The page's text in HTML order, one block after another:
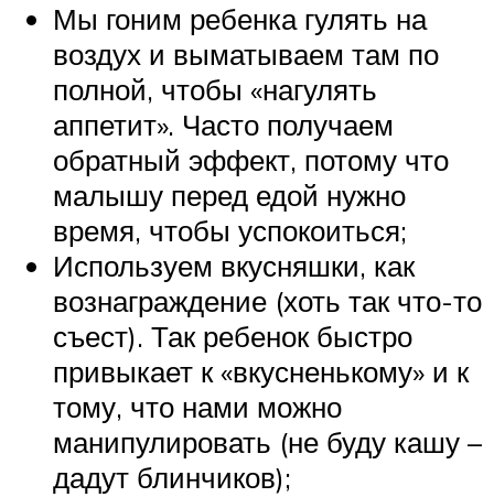
Мы гоним ребенка гулять на
воздух и выматываем там по
полной, чтобы «нагулять
аппетит». Часто получаем
обратный эффект, потому что
малышу перед едой нужно
время, чтобы успокоиться;
Используем вкусняшки, как
вознаграждение (хоть так что-то
съест). Так ребенок быстро
привыкает к «вкусненькому» и к
тому, что нами можно
манипулировать (не буду кашу –
дадут блинчиков);